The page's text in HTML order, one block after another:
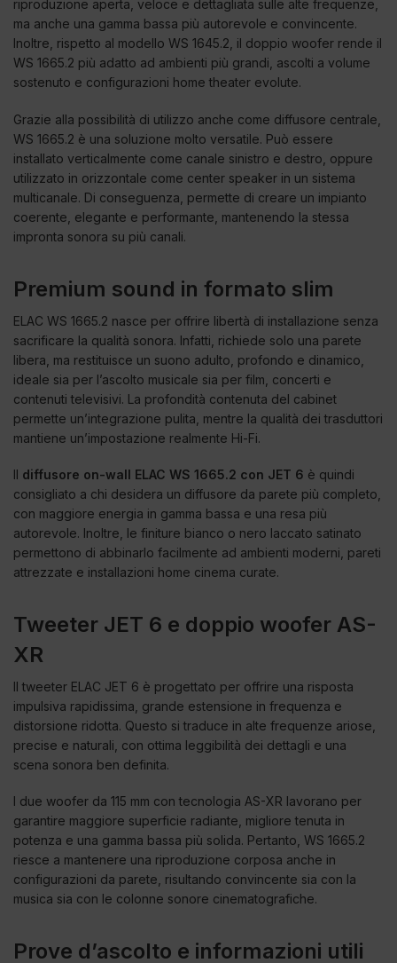
riproduzione aperta, veloce e dettagliata sulle alte frequenze,
ma anche una gamma bassa più autorevole e convincente.
Inoltre, rispetto al modello WS 1645.2, il doppio woofer rende il
WS 1665.2 più adatto ad ambienti più grandi, ascolti a volume
sostenuto e configurazioni home theater evolute.
Grazie alla possibilità di utilizzo anche come diffusore centrale,
WS 1665.2 è una soluzione molto versatile. Può essere
installato verticalmente come canale sinistro e destro, oppure
utilizzato in orizzontale come center speaker in un sistema
multicanale. Di conseguenza, permette di creare un impianto
coerente, elegante e performante, mantenendo la stessa
impronta sonora su più canali.
Premium sound in formato slim
ELAC WS 1665.2 nasce per offrire libertà di installazione senza
sacrificare la qualità sonora. Infatti, richiede solo una parete
libera, ma restituisce un suono adulto, profondo e dinamico,
ideale sia per l’ascolto musicale sia per film, concerti e
contenuti televisivi. La profondità contenuta del cabinet
permette un’integrazione pulita, mentre la qualità dei trasduttori
mantiene un’impostazione realmente Hi-Fi.
Il diffusore on-wall ELAC WS 1665.2 con JET 6 è quindi
consigliato a chi desidera un diffusore da parete più completo,
con maggiore energia in gamma bassa e una resa più
autorevole. Inoltre, le finiture bianco o nero laccato satinato
permettono di abbinarlo facilmente ad ambienti moderni, pareti
attrezzate e installazioni home cinema curate.
Tweeter JET 6 e doppio woofer AS-
XR
Il tweeter ELAC JET 6 è progettato per offrire una risposta
impulsiva rapidissima, grande estensione in frequenza e
distorsione ridotta. Questo si traduce in alte frequenze ariose,
precise e naturali, con ottima leggibilità dei dettagli e una
scena sonora ben definita.
I due woofer da 115 mm con tecnologia AS-XR lavorano per
garantire maggiore superficie radiante, migliore tenuta in
potenza e una gamma bassa più solida. Pertanto, WS 1665.2
riesce a mantenere una riproduzione corposa anche in
configurazioni da parete, risultando convincente sia con la
musica sia con le colonne sonore cinematografiche.
Prove d’ascolto e informazioni utili